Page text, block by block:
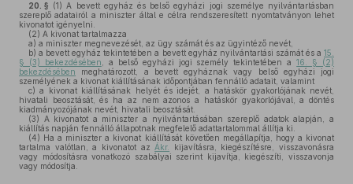
20. § (1) A bevett egyház és belső egyházi jogi személye nyilvántartásban
szereplő adatairól a miniszter által e célra rendszeresített nyomtatványon lehet
kivonatot igényelni.
(2) A kivonat tartalmazza
a) a miniszter megnevezését, az ügy számát és az ügyintéző nevét,
b) a bevett egyház tekintetében a bevett egyház nyilvántartási számát és a 15.
§ (3) bekezdésében , a belső egyházi jogi személy tekintetében a16. § (2)
bekezdésében meghatározott, a bevett egyháznak vagy belső egyházi jogi
személyének a kivonat kiállításának időpontjában fennálló adatait, valamint
c) a kivonat kiállításának helyét és idejét, a hatáskör gyakorlójának nevét,
hivatali beosztását, és ha az nem azonos a hatáskör gyakorlójával, a döntés
kiadmányozójának nevét, hivatali beosztását.
(3) A kivonatot a miniszter a nyilvántartásában szereplő adatok alapján, a
kiállítás napján fennálló állapotnak megfelelő adattartalommal állítja ki.
(4) Ha a miniszter a kivonat kiállítását követően megállapítja, hogy a kivonat
tartalma valótlan, a kivonatot az Ákr.
kijavításra, kiegészítésre, visszavonásra
vagy módosításra vonatkozó szabályai szerint kijavítja, kiegészíti, visszavonja
vagy módosítja.